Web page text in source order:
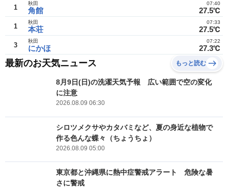
1 角館
秋田
27.5℃
07:40
1 本荘
秋田
27.5℃
07:33
3 にかほ
秋田
27.3℃
07:22
最新のお天気ニュース もっと読む
8月9日(日)の洗濯天気予報 広い範囲で空の変化
に注意
2026.08.09 06:30
シロツメクサやカタバミなど、夏の身近な植物で
作る色んな蝶々（ちょうちょ）
2026.08.09 05:00
東京都と沖縄県に熱中症警戒アラート 危険な暑
さに警戒